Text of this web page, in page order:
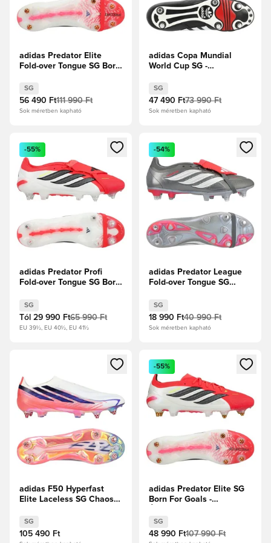
adidas Predator Elite
Fold-over Tongue SG Born
Élénkpiros/Core
Black/Fehér cipők
SG
56 490 Ft111 990 Ft
Sok méretben kapható
adidas Copa Mundial
World Cup SG -
SG
47 490 Ft73 990 Ft
Sok méretben kapható
Megnyit egy modált a bejelentkezéshez vagy a tagként
-55%
adidas Predator Profi
Fold-over Tongue SG Born
Élénkpiros/Core
Black/Fehér cipők
SG
Tól 29 990 Ft65 990 Ft
EU 39½, EU 40½, EU 41½
Megnyit egy modált a
-54%
adidas Predator League
Fold-over Tongue SG
Vasfém/Fehér cipők/
Élénkpiros
SG
18 990 Ft40 990 Ft
Sok méretben kapható
Megnyit egy modált a bejelentkezéshez vagy a tagként
adidas F50 Hyperfast
Elite Laceless SG Chaos
SG
105 490 Ft
Megnyit egy modált a
-55%
adidas Predator Elite SG
Born For Goals -
Black/Fehér cipők
SG
48 990 Ft107 990 Ft